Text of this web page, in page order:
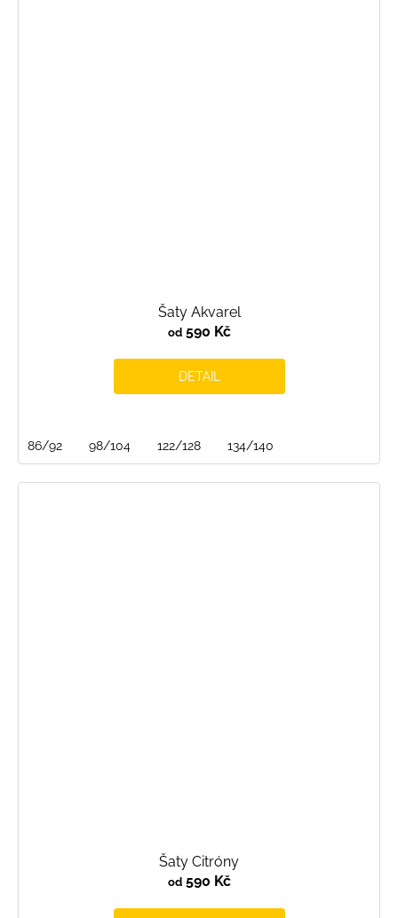
Šaty Akvarel
od590 Kč
DETAIL
86/92 98/104 122/128 134/140
Šaty Citróny
od590 Kč